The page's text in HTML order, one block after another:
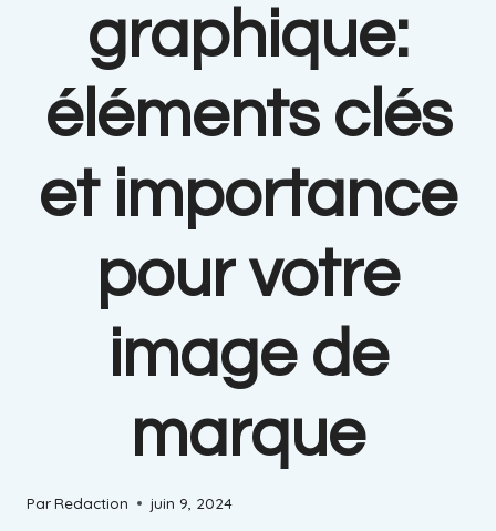
graphique:
éléments clés
et importance
pour votre
image de
marque
ParRedaction juin 9, 2024